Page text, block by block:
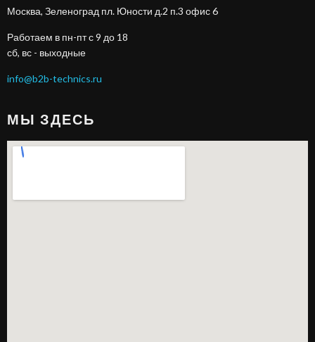
Москва, Зеленоград пл. Юности д.2 п.3 офис 6
Работаем в пн-пт с 9 до 18
сб, вс - выходные
info@b2b-technics.ru
МЫ ЗДЕСЬ